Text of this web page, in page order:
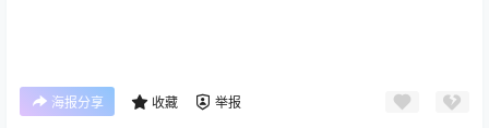
海报分享 收藏 举报